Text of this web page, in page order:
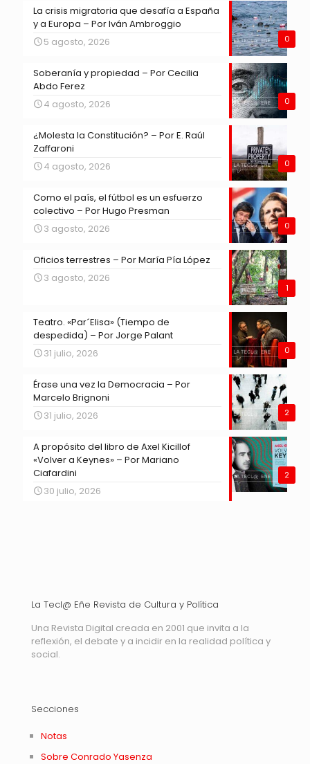
0
La crisis migratoria que desafía a España
y a Europa – Por Iván Ambroggio
5 agosto, 2026
0
Soberanía y propiedad – Por Cecilia
Abdo Ferez
4 agosto, 2026
0
¿Molesta la Constitución? – Por E. Raúl
Zaffaroni
4 agosto, 2026
0
Como el país, el fútbol es un esfuerzo
colectivo – Por Hugo Presman
3 agosto, 2026
1
Oficios terrestres – Por María Pía López
3 agosto, 2026
0
Teatro. «Par´Elisa» (Tiempo de
despedida) – Por Jorge Palant
31 julio, 2026
2
Érase una vez la Democracia – Por
Marcelo Brignoni
31 julio, 2026
2
A propósito del libro de Axel Kicillof
«Volver a Keynes» – Por Mariano
Ciafardini
30 julio, 2026
La Tecl@ Eñe Revista de Cultura y Política
Una Revista Digital creada en 2001 que invita a la
reflexión, el debate y a incidir en la realidad política y
social.
Secciones
Notas
Sobre Conrado Yasenza